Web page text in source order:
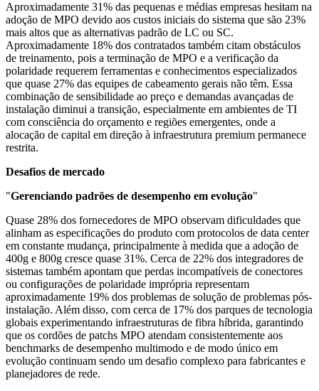
Aproximadamente 31% das pequenas e médias empresas hesitam na
adoção de MPO devido aos custos iniciais do sistema que são 23%
mais altos que as alternativas padrão de LC ou SC.
Aproximadamente 18% dos contratados também citam obstáculos
de treinamento, pois a terminação de MPO e a verificação da
polaridade requerem ferramentas e conhecimentos especializados
que quase 27% das equipes de cabeamento gerais não têm. Essa
combinação de sensibilidade ao preço e demandas avançadas de
instalação diminui a transição, especialmente em ambientes de TI
com consciência do orçamento e regiões emergentes, onde a
alocação de capital em direção à infraestrutura premium permanece
restrita.
Desafios de mercado
"Gerenciando padrões de desempenho em evolução"
Quase 28% dos fornecedores de MPO observam dificuldades que
alinham as especificações do produto com protocolos de data center
em constante mudança, principalmente à medida que a adoção de
400g e 800g cresce quase 31%. Cerca de 22% dos integradores de
sistemas também apontam que perdas incompatíveis de conectores
ou configurações de polaridade imprópria representam
aproximadamente 19% dos problemas de solução de problemas pós-
instalação. Além disso, com cerca de 17% dos parques de tecnologia
globais experimentando infraestruturas de fibra híbrida, garantindo
que os cordões de patchs MPO atendam consistentemente aos
benchmarks de desempenho multimodo e de modo único em
evolução continuam sendo um desafio complexo para fabricantes e
planejadores de rede.